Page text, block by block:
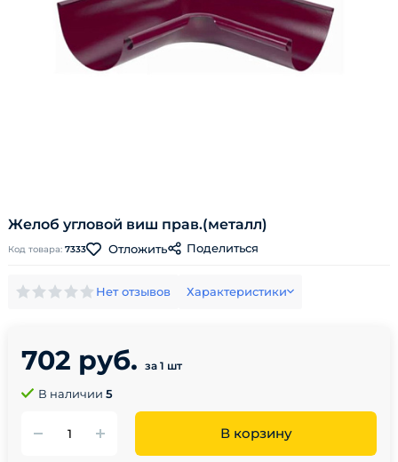
Желоб угловой виш прав.(металл)
Код товара: 7333 Отложить Поделиться
Нет отзывов Характеристики
702 руб. за 1 шт
В наличии 5
В корзину